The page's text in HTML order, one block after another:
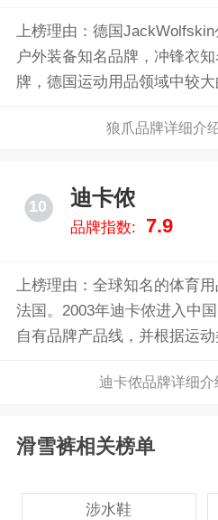
上榜理由：德国
户外装备知名品牌，冲锋衣
牌，德国运动用品领域中较
狼爪品牌详细介
10 迪卡侬
品牌指数: 7.9
上榜理由：全球知名的体育
法国。2003年迪卡侬进入中
自有品牌产品线，并根据运
专业运动爱好者，迪卡侬都
具有较高的性价比。
迪卡侬品牌详细
滑雪裤相关榜单
涉水鞋